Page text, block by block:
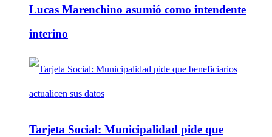
Lucas Marenchino asumió como intendente
interino
Tarjeta Social: Municipalidad pide que